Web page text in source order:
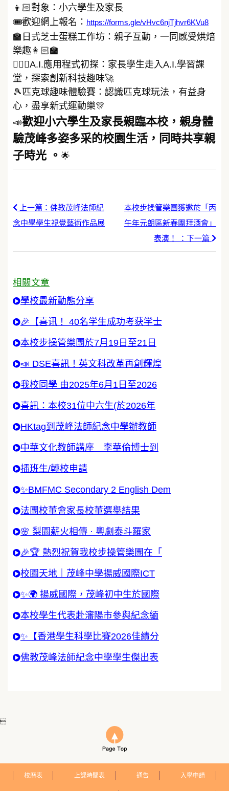
👦🏻對象：小六學生及家長
🎟歡迎網上報名： https://forms.gle/vHvc6njTjhvr6KVu8
🏫日式芝士蛋糕工作坊：親子互動，一同感受烘焙
樂趣👩🏻‍🏫
🚶🏻‍♂️A.I.應用程式初探：家長學生走入A.I.學習課
堂，探索創新科技趣味🚀
🎾匹克球趣味體驗賽：認識匹克球玩法，有益身
心，盡享新式運動樂🎊
📣歡迎小六學生及家長親臨本校，親身體
驗茂峰多姿多采的校園生活，同時共享親
子時光 。 🌟
上一篇：佛教茂峰法師紀
念中學學生視覺藝術作品展
本校步操管樂團獲邀於「丙
午年元朗區新春團拜酒會」
表演！ ：下一篇
相關文章
學校最新動態分享
🎉【喜讯！ 40名学生成功考获学士
本校步操管樂團於7月19日至21日
📣 DSE喜訊！英文科改革再創輝煌
我校同學 由2025年6月1日至2026
喜訊：本校31位中六生(於2026年
HKtag到茂峰法師紀念中學辦教師
中華文化教師講座 李華倫博士到
插班生/轉校申請
✨BMFMC Secondary 2 English Dem
法團校董會家長校董選舉結果
🌸 梨園薪火相傳 · 粵劇泰斗羅家
🎉🏆 熱烈祝賀我校步操管樂團在「
校園天地｜茂峰中學揚威國際ICT
✨🌍 揚威國際，茂峰初中生於國際
本校學生代表赴瀋陽市參與紀念緬
✨【香港學生科學比賽2026佳績分
佛教茂峰法師紀念中學學生傑出表

校曆表 上課時間表 通告 入學申請